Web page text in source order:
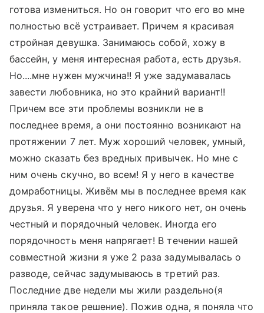
готова измениться. Но он говорит что его во мне
полностью всё устраивает. Причем я красивая
стройная девушка. Занимаюсь собой, хожу в
бассейн, у меня интересная работа, есть друзья.
Но....мне нужен мужчина!! Я уже задумавалась
завести любовника, но это крайний вариант!!
Причем все эти проблемы возникли не в
последнее время, а они постоянно возникают на
протяжении 7 лет. Муж хороший человек, умный,
можно сказать без вредных привычек. Но мне с
ним очень скучно, во всем! Я у него в качестве
домработницы. Живём мы в последнее время как
друзья. Я уверена что у него никого нет, он очень
честный и порядочный человек. Иногда его
порядочность меня напрягает! В течении нашей
совместной жизни я уже 2 раза задумывалась о
разводе, сейчас задумываюсь в третий раз.
Последние две недели мы жили раздельно(я
приняла такое решение). Пожив одна, я поняла что